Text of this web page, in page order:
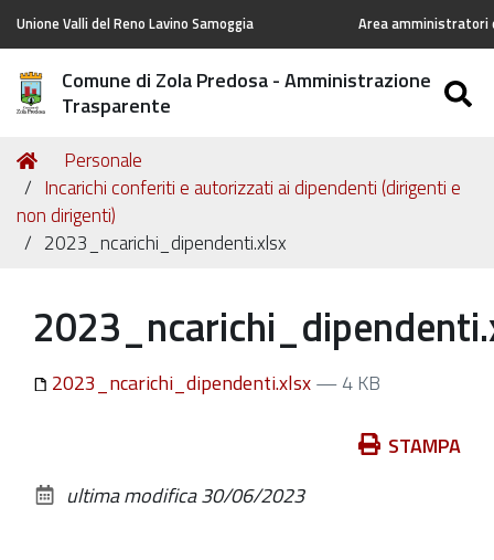
Unione Valli del Reno Lavino Samoggia Area amministratori
Comune di Zola Predosa - Amministrazione
Trasparente
Tu
sei
qui:
Home
Personale
Incarichi conferiti e autorizzati ai dipendenti (dirigenti e
non dirigenti)
2023_ncarichi_dipendenti.xlsx
2023_ncarichi_dipendenti.xlsx— 4 KB
documento
STAMPA
ultima modifica30/06/2023